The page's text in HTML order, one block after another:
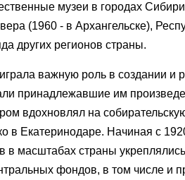
музеи в городах
(1960 - в Архангельске),
других регионов страны.
важную роль в создании
принадлежавшие им
вдохновлял на
в Екатеринодаре. Начиная с
в масштабах страны
фондов, в том числе и